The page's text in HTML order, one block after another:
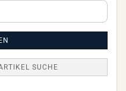
SUCHE